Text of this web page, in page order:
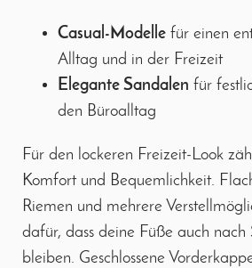
Casual-Modelle für einen
Alltag und in der Freizeit
Elegante Sandalen für
den Büroalltag
Für den lockeren Freizeit-Look
Komfort und Bequemlichkeit.
Riemen und mehrere
dafür, dass deine Füße auch nach
bleiben. Geschlossene